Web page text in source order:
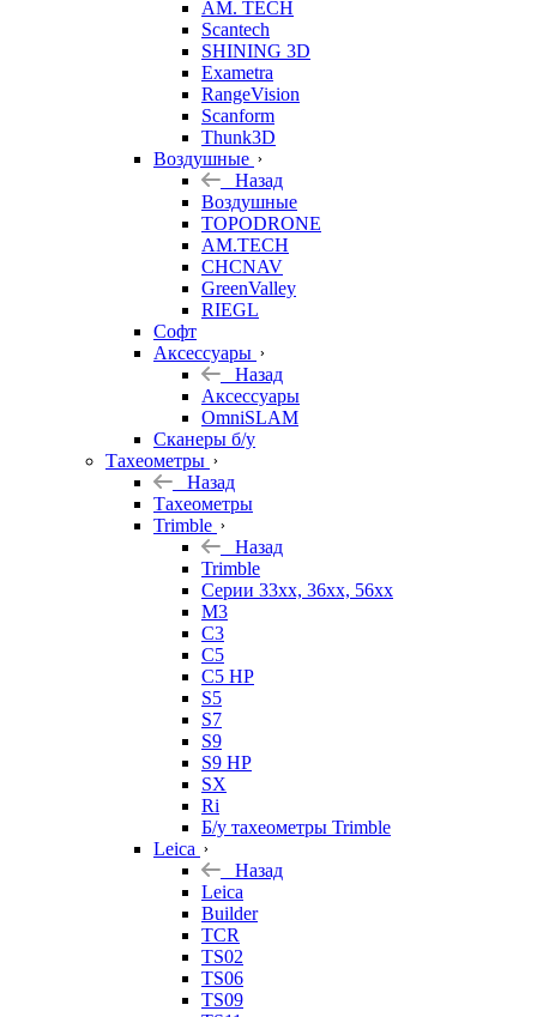
AM. TECH
Scantech
SHINING 3D
Exametra
RangeVision
Scanform
Thunk3D
Воздушные
Назад
Воздушные
TOPODRONE
AM.TECH
CHCNAV
GreenValley
RIEGL
Софт
Аксессуары
Назад
Аксессуары
OmniSLAM
Сканеры б/у
Тахеометры
Назад
Тахеометры
Trimble
Назад
Trimble
Серии 33xx, 36xx, 56xx
M3
C3
C5
C5 HP
S5
S7
S9
S9 HP
SX
Ri
Б/у тахеометры Trimble
Leica
Назад
Leica
Builder
TCR
TS02
TS06
TS09